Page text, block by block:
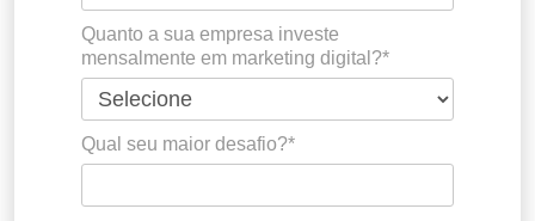
Quanto a sua empresa investe
mensalmente em marketing digital?*
Qual seu maior desafio?*